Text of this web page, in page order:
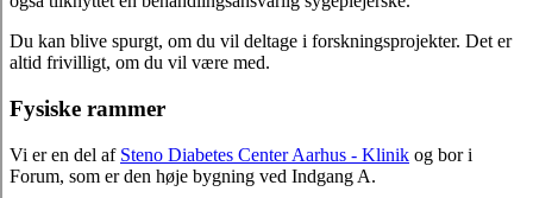
Du kan blive spurgt, om du vil deltage i forskningsprojekter. Det er
altid frivilligt, om du vil være med.
Fysiske rammer
Vi er en del af Steno Diabetes Center Aarhus - Klinik og bor i
Forum, som er den høje bygning ved Indgang A.